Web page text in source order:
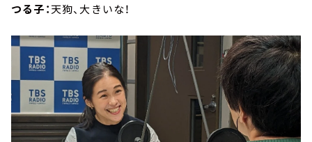
つる子：天狗、大きいな！